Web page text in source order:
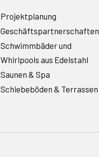
Projektplanung
Geschäftspartnerschaften
Schwimmbäder und
Whirlpools aus Edelstahl
Saunen & Spa
Schiebeböden & Terrassen